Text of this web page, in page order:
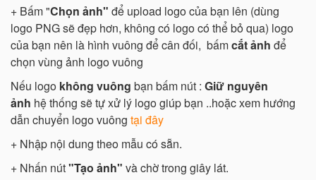
+ Bấm "Chọn ảnh" để upload logo của bạn lên (dùng
logo PNG sẽ đẹp hơn, không có logo có thể bỏ qua) logo
của bạn nên là hình vuông để cân đối, bấmcắt ảnh để
chọn vùng ảnh logo vuông
Nếu logo không vuông bạn bấm nút : Giữ nguyên
ảnh hệ thống sẽ tự xử lý logo giúp bạn ..hoặc xem hướng
dẫn chuyển logo vuông tại đây
+ Nhập nội dung theo mẫu có sẵn.
+ Nhấn nút"Tạo ảnh" và chờ trong giây lát.